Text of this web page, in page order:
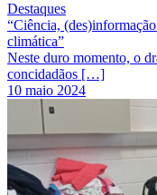
Destaques
“Ciência,
climática”
Neste duro momento, o
concidadãos […]
10 maio 2024